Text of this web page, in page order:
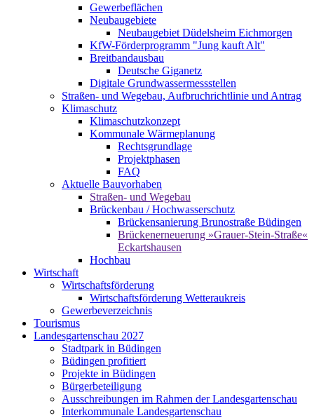
Gewerbeflächen
Neubaugebiete
Neubaugebiet Düdelsheim Eichmorgen
KfW-Förderprogramm "Jung kauft Alt"
Breitbandausbau
Deutsche Giganetz
Digitale Grundwassermessstellen
Straßen- und Wegebau, Aufbruchrichtlinie und Antrag
Klimaschutz
Klimaschutzkonzept
Kommunale Wärmeplanung
Rechtsgrundlage
Projektphasen
FAQ
Aktuelle Bauvorhaben
Straßen- und Wegebau
Brückenbau / Hochwasserschutz
Brückensanierung Brunostraße Büdingen
Brückenerneuerung »Grauer-Stein-Straße«
Eckartshausen
Hochbau
Wirtschaft
Wirtschaftsförderung
Wirtschaftsförderung Wetteraukreis
Gewerbeverzeichnis
Tourismus
Landesgartenschau 2027
Stadtpark in Büdingen
Büdingen profitiert
Projekte in Büdingen
Bürgerbeteiligung
Ausschreibungen im Rahmen der Landesgartenschau
Interkommunale Landesgartenschau